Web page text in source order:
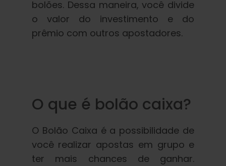
bolões. Dessa maneira, você divide
o valor do investimento e do
prêmio com outros apostadores.
O que é bolão caixa?
O Bolão Caixa é a possibilidade de
você realizar apostas em grupo e
ter mais chances de ganhar.